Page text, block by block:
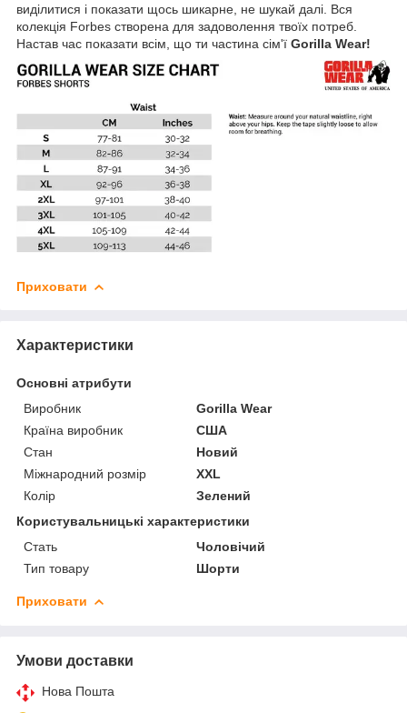
виділитися і показати щось шикарне, не шукай далі. Вся
колекція Forbes створена для задоволення твоїх потреб.
Настав час показати всім, що ти частина сім'ї Gorilla Wear!
Приховати
Характеристики
Основні атрибути
Виробник
Gorilla Wear
Країна виробник
США
Стан
Новий
Міжнародний розмір
XXL
Колір
Зелений
Користувальницькі характеристики
Стать
Чоловічий
Тип товару
Шорти
Приховати
Умови доставки
Нова Пошта